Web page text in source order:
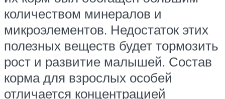
количеством минералов и
микроэлементов. Недостаток этих
полезных веществ будет тормозить
рост и развитие малышей. Состав
корма для взрослых особей
отличается концентрацией